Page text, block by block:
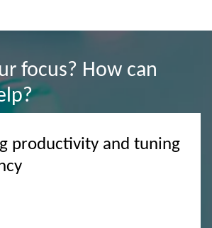
focus? How can
productivity and tuning